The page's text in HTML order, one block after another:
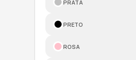
PRATA
PRETO
ROSA